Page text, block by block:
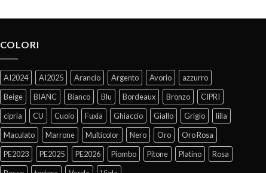
COLORI
AI2024 AI2025 Arancio Argento Avorio
azzurro
Beige
BIANC Bianco Blu Bordeaux Bronzo
CIPRI
cipria
CU Cuoio Fuxia Ghiaccio Giallo Grigio
lilla
Maculato
Marrone Multicolor Nero Oro
Oro Rosa
PE2023
PE2025 PE2026 Piombo Pitone Platino
Rosa